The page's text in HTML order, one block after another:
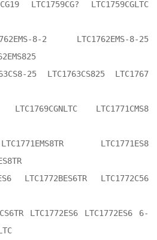
LTC1759CG? LTC1759CGLTC
8-2 LTC1762EMS-8-25
25 LTC1763CS825 LTC1767
LTC1771CMS8
LTC1771ES8
LTC1772BES6TR LTC1772C56
LTC1772ES6 LTC1772ES6 6-